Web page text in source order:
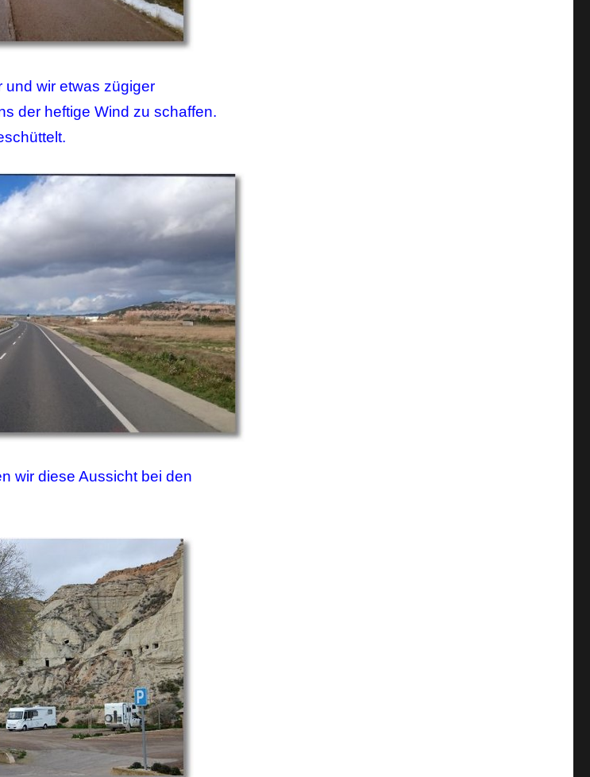
wir etwas zügiger
der heftige Wind zu schaffen.
wir diese Aussicht bei den